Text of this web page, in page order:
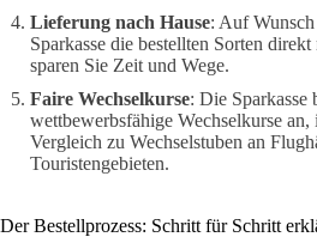
Lieferung nach Hause: Auf
Sparkasse die bestellten Sorten
sparen Sie Zeit und Wege.
Faire Wechselkurse: Die Sparkasse
wettbewerbsfähige Wechselkurse an,
Vergleich zu Wechselstuben an
Touristengebieten.
Der Bestellprozess: Schritt für Schritt